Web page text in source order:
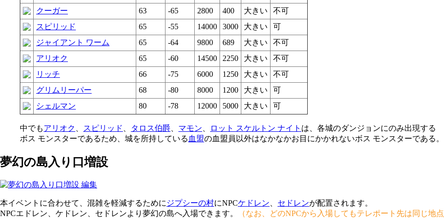
クーガー
63 -65 2800 400 大きい
不可
スピリッド
65 -55 14000 3000 大きい
可
ジャイアント ワーム
65 -64 9800 689 大きい
不可
アリオク
65 -60 14500 2250 大きい
不可
リッチ
66 -75 6000 1250 大きい
不可
グリムリーパー
68 -80 8000 1200 大きい
可
シェルマン
80 -78 12000 5000 大きい 可
中でもアリオク スピリッド タロス伯爵 マモン ロット スケルトン ナイト は、各城のダンジョンにのみ出現する
ボス モンスターであるため、城を所持している 血盟の血盟員以外はなかなかお目にかかれないボス モンスターである。
夢幻の島入り口増設
本イベントに合わせて、混雑を軽減するために ジプシーの村にNPCケドレン セドレンが配置されます。
NPCエドレン、ケドレン、セドレンより夢幻の島へ入場できます。
（なお、どのNPCから入場してもテレポート先は同じ地点